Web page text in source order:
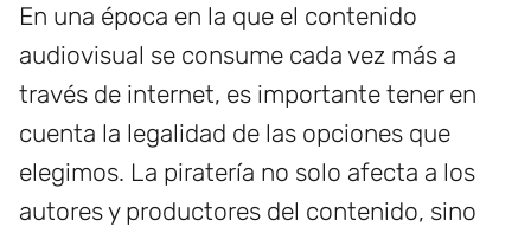
En una época en la que el contenido
audiovisual se consume cada vez más a
través de internet, es importante tener en
cuenta la legalidad de las opciones que
elegimos. La piratería no solo afecta a los
autores y productores del contenido, sino